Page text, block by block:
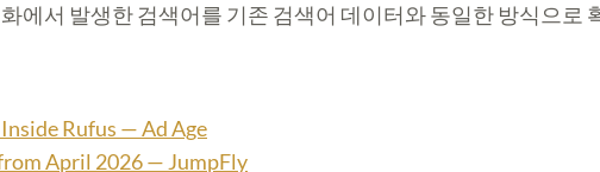
에서 발생한 검색어를 기존 검색어 데이터와 동일한 방식으로
Rufus — Ad Age
April 2026 — JumpFly